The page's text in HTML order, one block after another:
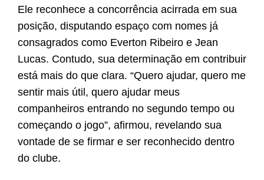
Ele reconhece a concorrência acirrada em sua
posição, disputando espaço com nomes já
consagrados como Everton Ribeiro e Jean
Lucas. Contudo, sua determinação em contribuir
está mais do que clara. “Quero ajudar, quero me
sentir mais útil, quero ajudar meus
companheiros entrando no segundo tempo ou
começando o jogo”, afirmou, revelando sua
vontade de se firmar e ser reconhecido dentro
do clube.